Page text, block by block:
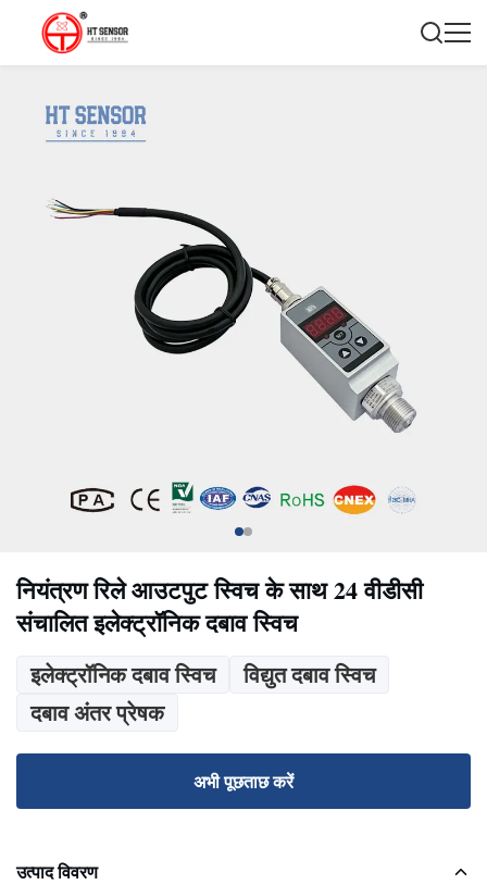
नियंत्रण रिले आउटपुट स्विच के साथ 24 वीडीसी
संचालित इलेक्ट्रॉनिक दबाव स्विच
इलेक्ट्रॉनिक दबाव स्विच
विद्युत दबाव स्विच
दबाव अंतर प्रेषक
अभी पूछताछ करें
उत्पाद विवरण